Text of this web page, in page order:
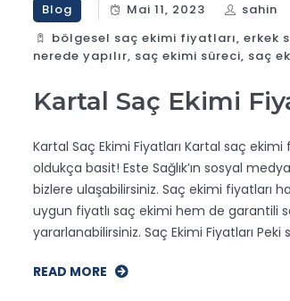
Blog Mai 11, 2023
sahin
bölgesel saç ekimi fiyatları, erkek
nerede yapılır, saç ekimi süreci, saç
Kartal Saç Ekimi
Kartal Saç Ekimi Fiyatları Kartal saç
oldukça basit! Este Sağlık’ın sosyal
bizlere ulaşabilirsiniz. Saç ekimi fiyatları
uygun fiyatlı saç ekimi hem de garantili
yararlanabilirsiniz. Saç Ekimi Fiyatları
READ MORE